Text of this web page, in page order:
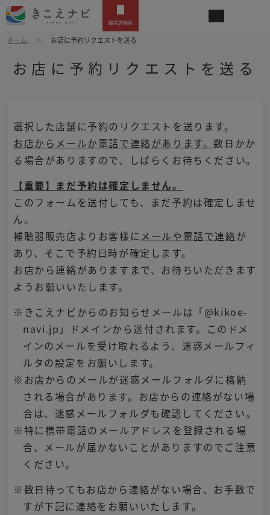
販売店検索
ホーム お店に予約リクエストを送る
お店に予約リクエストを送る
選択した店舗に予約のリクエストを送ります。
お店からメールか電話で連絡があります。数日かか
る場合がありますので、しばらくお待ちください。
【重要】まだ予約は確定しません。
このフォームを送付しても、まだ予約は確定しませ
ん。
補聴器販売店よりお客様にメールや電話で連絡が
あり、そこで予約日時が確定します。
お店から連絡がありますまで、お待ちいただきます
ようお願いいたします。
※きこえナビからのお知らせメールは「@kikoe-
navi.jp」ドメインから送付されます。このドメ
インのメールを受け取れるよう、迷惑メールフィ
ルタの設定をお願いします。
※お店からのメールが迷惑メールフォルダに格納
される場合があります。お店からの連絡がない場
合は、迷惑メールフォルダも確認してください。
※特に携帯電話のメールアドレスを登録される場
合、メールが届かないことがありますのでご注意
ください。
※数日待ってもお店から連絡がない場合、お手数で
すが下記に連絡をお願いいたします。